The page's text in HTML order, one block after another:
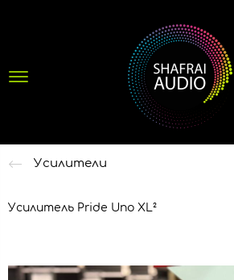
Усилители
Усилитель Pride Uno XL²